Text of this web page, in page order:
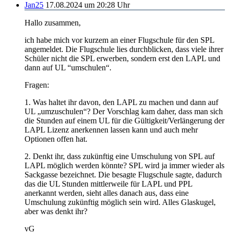
Jan25 17.08.2024 um 20:28 Uhr
Hallo zusammen,
ich habe mich vor kurzem an einer Flugschule für den SPL
angemeldet. Die Flugschule lies durchblicken, dass viele ihrer
Schüler nicht die SPL erwerben, sondern erst den LAPL und
dann auf UL “umschulen“.
Fragen:
1. Was haltet ihr davon, den LAPL zu machen und dann auf
UL „umzuschulen“? Der Vorschlag kam daher, dass man sich
die Stunden auf einem UL für die Gültigkeit/Verlängerung der
LAPL Lizenz anerkennen lassen kann und auch mehr
Optionen offen hat.
2. Denkt ihr, dass zukünftig eine Umschulung von SPL auf
LAPL möglich werden könnte? SPL wird ja immer wieder als
Sackgasse bezeichnet. Die besagte Flugschule sagte, dadurch
das die UL Stunden mittlerweile für LAPL und PPL
anerkannt werden, sieht alles danach aus, dass eine
Umschulung zukünftig möglich sein wird. Alles Glaskugel,
aber was denkt ihr?
vG